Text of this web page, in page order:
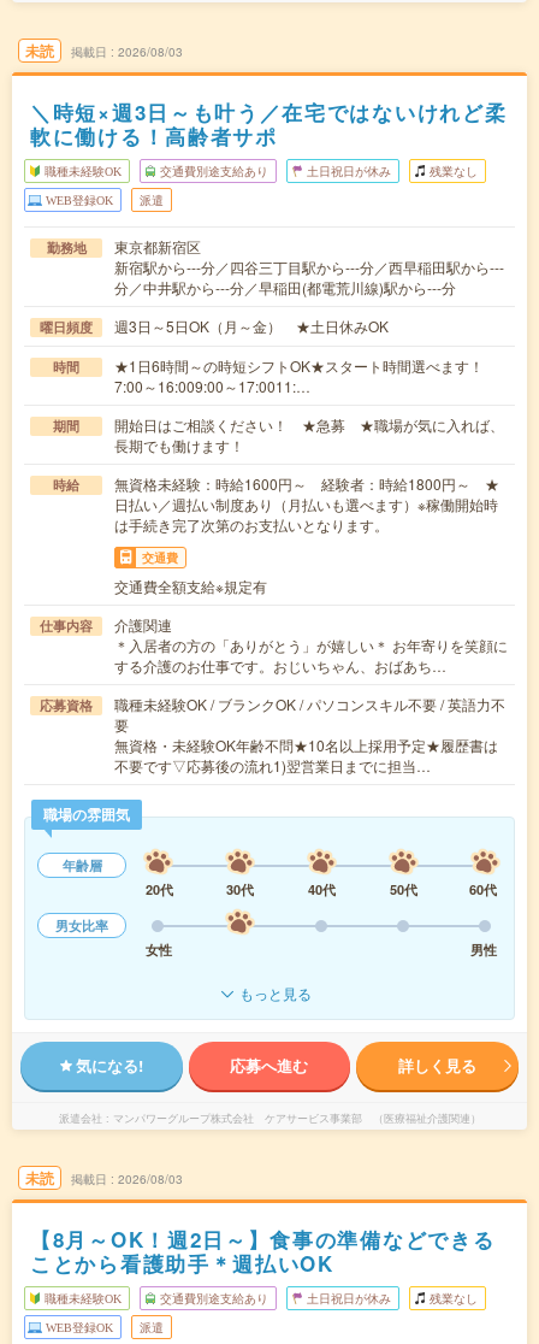
未読 掲載日 2026/08/03
＼時短×週3日～も叶う／在宅ではないけれど柔
軟に働ける！高齢者サポ
職種未経験OK 交通費別途支給あり 土日祝日が休み 残業なし
WEB登録OK 派遣
勤務地
東京都新宿区
新宿駅から---分／四谷三丁目駅から---分／西早稲田駅から---
分／中井駅から---分／早稲田(都電荒川線)駅から---分
曜日頻度 週3日～5日OK（月～金） ★土日休みOK
時間
★1日6時間～の時短シフトOK★スタート時間選べます！
7:00～16:009:00～17:0011:…
期間
開始日はご相談ください！ ★急募 ★職場が気に入れば、
長期でも働けます！
時給
無資格未経験：時給1600円～ 経験者：時給1800円～ ★
日払い／週払い制度あり（月払いも選べます）※稼働開始時
は手続き完了次第のお支払いとなります。
交通費
交通費全額支給※規定有
仕事内容
介護関連
＊入居者の方の「ありがとう」が嬉しい＊ お年寄りを笑顔に
する介護のお仕事です。おじいちゃん、おばあち…
応募資格
職種未経験OK / ブランクOK / パソコンスキル不要 / 英語力不
要
無資格・未経験OK年齢不問★10名以上採用予定★履歴書は
不要です▽応募後の流れ1)翌営業日までに担当…
職場の雰囲気
年齢層
20代
30代 40代 50代
60代
男女比率
女性
男性
もっと見る
気になる! 応募へ進む 詳しく見る
派遣会社 マンパワーグループ株式会社 ケアサービス事業部 （医療福祉介護関連）
未読 掲載日 2026/08/03
【8月～OK！週2日～】食事の準備などできる
ことから看護助手＊週払いOK
職種未経験OK 交通費別途支給あり 土日祝日が休み 残業なし
WEB登録OK 派遣